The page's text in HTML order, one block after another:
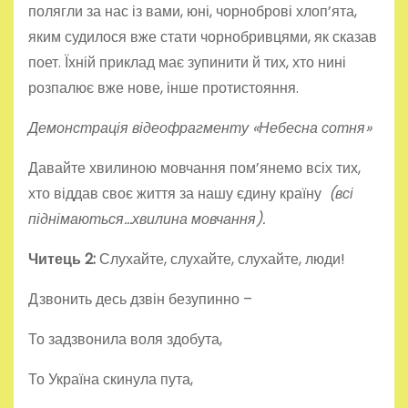
полягли за нас із вами, юні, чорноброві хлоп’ята,
яким судилося вже стати чорнобривцями, як сказав
поет. Їхній приклад має зупинити й тих, хто нині
розпалює вже нове, інше протистояння.
Демонстрація відеофрагменту «Небесна сотня»
Давайте хвилиною мовчання пом’янемо всіх тих,
хто віддав своє життя за нашу єдину країну (всі
піднімаються…хвилина мовчання).
Читець 2:Слухайте, слухайте, слухайте, люди!
Дзвонить десь дзвін безупинно –
То задзвонила воля здобута,
То Україна скинула пута,